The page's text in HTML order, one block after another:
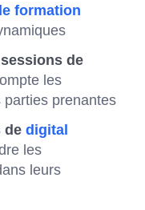
formation
de
les
prenantes
de digital
les
leurs